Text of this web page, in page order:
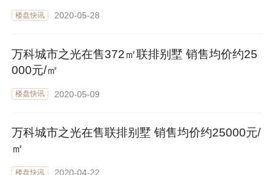
楼盘快讯 2020-05-28
万科城市之光在售372㎡联排别墅 销售均价约25
000元/㎡
楼盘快讯 2020-05-09
万科城市之光在售联排别墅 销售均价约25000元/
㎡
楼盘快讯 2020-04-22